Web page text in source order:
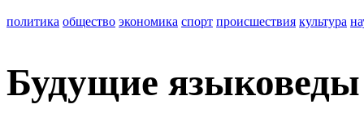
политика общество экономика спорт происшествия культура
Будущие языковеды